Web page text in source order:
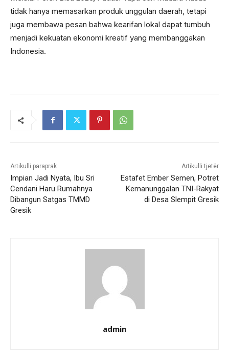
tidak hanya memasarkan produk unggulan daerah, tetapi
juga membawa pesan bahwa kearifan lokal dapat tumbuh
menjadi kekuatan ekonomi kreatif yang membanggakan
Indonesia.
Artikulli paraprak
Impian Jadi Nyata, Ibu Sri
Cendani Haru Rumahnya
Dibangun Satgas TMMD
Gresik
Artikulli tjetër
Estafet Ember Semen, Potret
Kemanunggalan TNI-Rakyat
di Desa Slempit Gresik
admin